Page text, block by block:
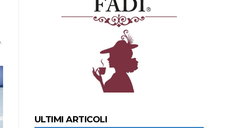
ULTIMI ARTICOLI